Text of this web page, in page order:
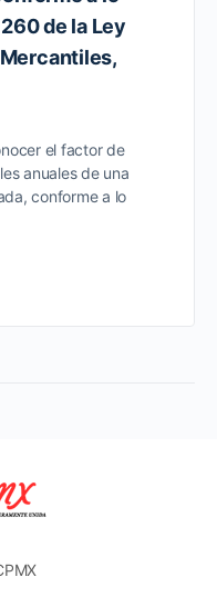
de la Ley
el factor de
anuales de una
conforme a lo